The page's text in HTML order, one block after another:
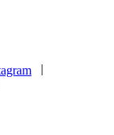
|